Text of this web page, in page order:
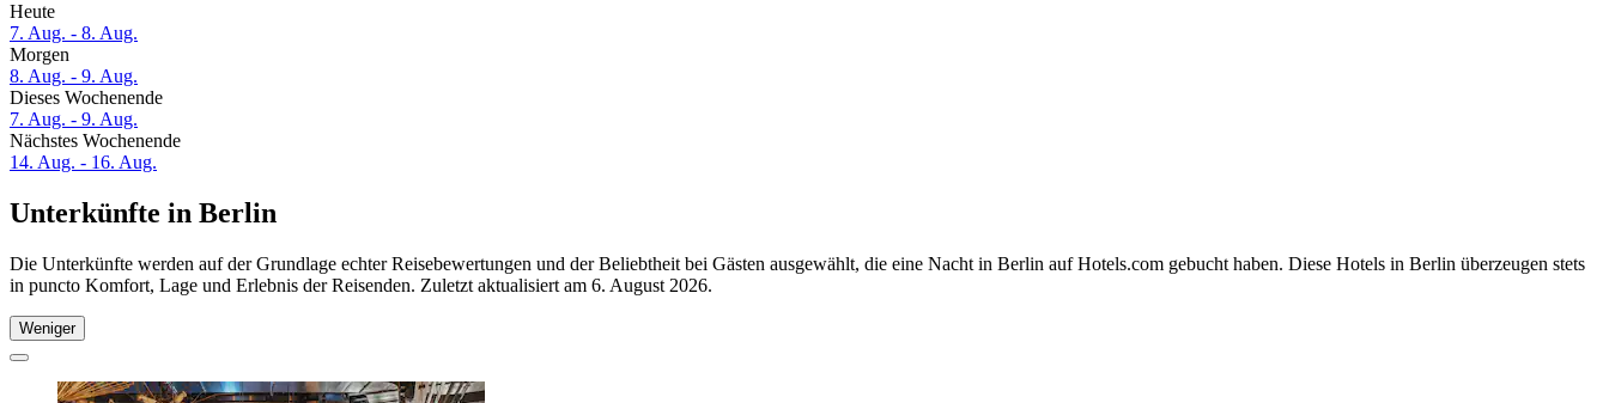
Heute
7. Aug. - 8. Aug.
Morgen
8. Aug. - 9. Aug.
Dieses Wochenende
7. Aug. - 9. Aug.
Nächstes Wochenende
14. Aug. - 16. Aug.
Unterkünfte in Berlin
Die Unterkünfte werden auf der Grundlage echter Reisebewertungen und der Beliebtheit bei Gästen ausgewählt, die eine Nacht in Berlin auf Hotels.com gebucht haben. Diese Hotels in Berlin überzeugen stets
in puncto Komfort, Lage und Erlebnis der Reisenden. Zuletzt aktualisiert am 6. August 2026.
Weniger